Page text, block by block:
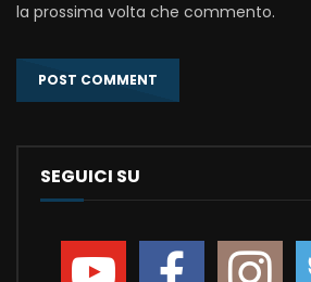
la prossima volta che commento.
SEGUICI SU